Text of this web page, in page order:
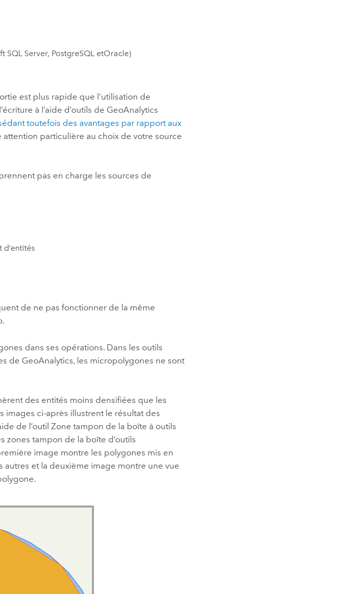
SQL Server, PostgreSQLetOracle)
est plus rapide que l’utilisation de
à l’aide d’outils de GeoAnalytics
toutefois des avantages par rapport aux
attention particulière au choix de votre source
pas en charge les sources de
d’entités
de ne pas fonctionner de la même
.
dans ses opérations. Dans les outils
de GeoAnalytics, les micropolygones ne sont
des entités moins densifiées que les
images ci-après illustrent le résultat des
de l’outilZone tampon de la boîte à outils
zones tampon de la boîte d’outils
image montre les polygones mis en
autres et la deuxième image montre une vue